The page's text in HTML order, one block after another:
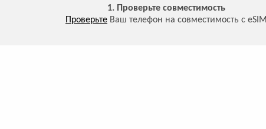
1. Проверьте совместимость
Проверьте Ваш телефон на совместимость с eSIM